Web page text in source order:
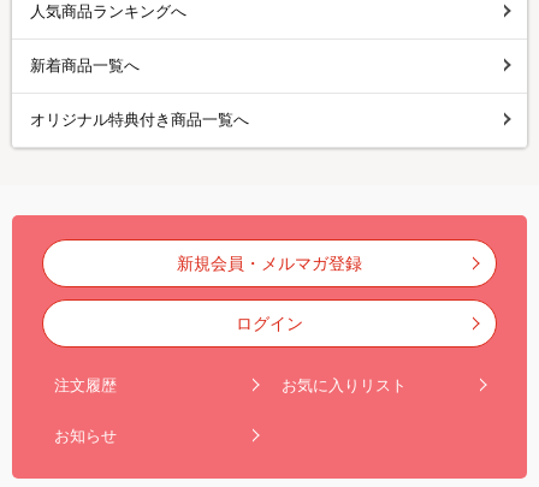
人気商品ランキングへ
新着商品一覧へ
オリジナル特典付き商品一覧へ
新規会員・メルマガ登録
ログイン
注文履歴 お気に入りリスト
お知らせ